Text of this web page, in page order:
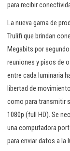
para recibir
La nueva gama de
Trulifi que brindan
Megabits por
reuniones y pisos de
entre cada luminaria
libertad de
como para transmitir
1080p (full HD). Se
una computadora
para enviar datos a la